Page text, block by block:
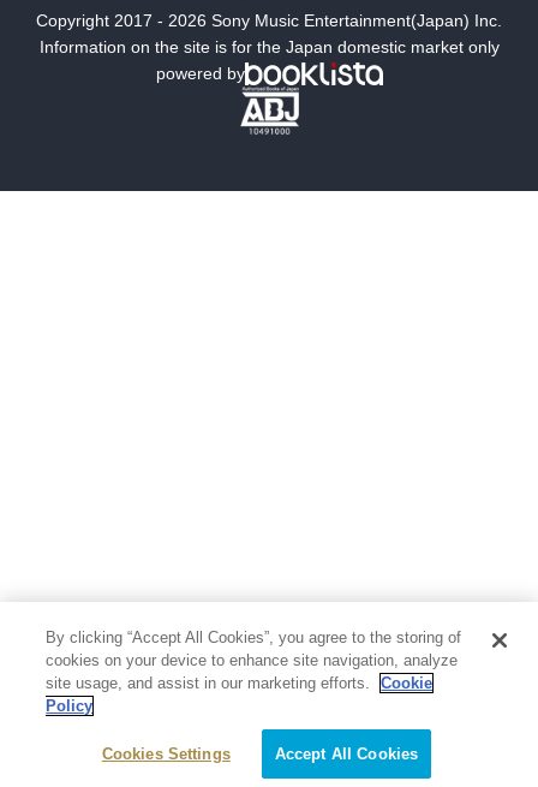
ミステリー SF
文学
芸術・アート 映画・音楽・演劇
写真集 教養
医学・福祉
Copyright 2017 - 2026 Sony Music Entertainment(Japan) Inc.
Information on the site is for the Japan domestic market only
powered by
By clicking “Accept All Cookies”, you agree to the storing of
cookies on your device to enhance site navigation, analyze
site usage, and assist in our marketing efforts.
Cookie
Policy
Cookies Settings Accept All Cookies